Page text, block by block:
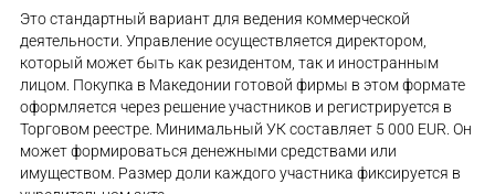
Это стандартный вариант для ведения коммерческой
деятельности. Управление осуществляется директором,
который может быть как резидентом, так и иностранным
лицом. Покупка в Македонии готовой фирмы в этом формате
оформляется через решение участников и регистрируется в
Торговом реестре. Минимальный УК составляет 5 000 EUR. Он
может формироваться денежными средствами или
имуществом. Размер доли каждого участника фиксируется в